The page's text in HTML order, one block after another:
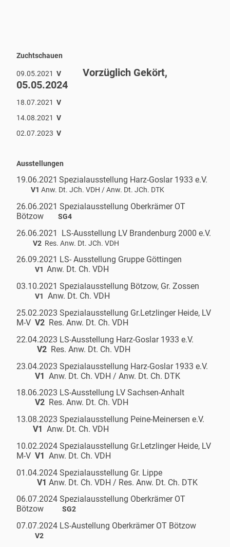
Zuchtschauen
09.05.2021 V Vorzüglich Gekört,
05.05.2024
18.07.2021 V
14.08.2021 V
02.07.2023 V
Ausstellungen
19.06.2021 Spezialausstellung Harz-Goslar 1933 e.V.
V1 Anw. Dt. JCh. VDH / Anw. Dt. JCh. DTK
26.06.2021 Spezialausstellung Oberkrämer OT
Bötzow SG4
26.06.2021 LS-Ausstellung LV Brandenburg 2000 e.V.
V2 Res. Anw. Dt. JCh. VDH
26.09.2021 LS- Ausstellung Gruppe Göttingen
V1 Anw. Dt. Ch. VDH
03.10.2021 Spezialausstellung Bötzow, Gr. Zossen
V1
Anw. Dt. Ch. VDH
25.02.2023 Spezialausstellung Gr.Letzlinger Heide, LV
M-V V2 Res. Anw. Dt. Ch. VDH
22.04.2023 LS-Ausstellung Harz-Goslar 1933 e.V.
V2 Res. Anw. Dt. Ch. VDH
23.04.2023 Spezialausstellung Harz-Goslar 1933 e.V.
V1 Anw. Dt. Ch. VDH / Anw. Dt. Ch. DTK
18.06.2023 LS-Ausstellung LV Sachsen-Anhalt
V2 Res. Anw. Dt. Ch. VDH
13.08.2023 Spezialausstellung Peine-Meinersen e.V.
V1 Anw. Dt. Ch. VDH
10.02.2024 Spezialausstellung Gr.Letzlinger Heide, LV
M-V V1 Anw. Dt. Ch. VDH
01.04.2024 Spezialausstellung Gr. Lippe
V1 Anw. Dt. Ch. VDH / Res. Anw. Dt. Ch. DTK
06.07.2024 Spezialausstellung Oberkrämer OT
Bötzow SG2
07.07.2024 LS-Austellung Oberkrämer OT Bötzow
V2